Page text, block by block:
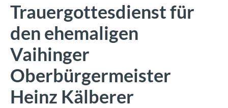
Trauergottesdienst für
den ehemaligen
Vaihinger
Oberbürgermeister
Heinz Kälberer